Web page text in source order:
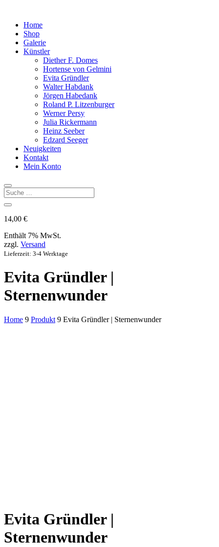
Home
Shop
Galerie
Künstler
Diether F. Domes
Hortense von Gelmini
Evita Gründler
Walter Habdank
Jörgen Habedank
Roland P. Litzenburger
Werner Persy
Julia Rickermann
Heinz Seeber
Edzard Seeger
Neuigkeiten
Kontakt
Mein Konto
14,00 €
Enthält 7% MwSt.
zzgl. Versand
Lieferzeit: 3-4 Werktage
Evita Gründler |
Sternenwunder
Home 9 Produkt 9 Evita Gründler | Sternenwunder
Evita Gründler |
Sternenwunder